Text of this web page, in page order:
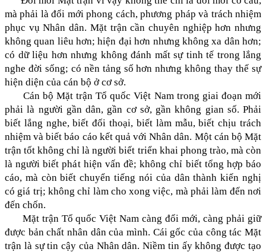
mà phải là đổi mới phong cách, phương pháp và trách nhiệm
phục vụ Nhân dân. Mặt trận cần chuyên nghiệp hơn nhưng
không quan liêu hơn; hiện đại hơn nhưng không xa dân hơn;
có dữ liệu hơn nhưng không đánh mất sự tinh tế trong lắng
nghe đời sống; có nền tảng số hơn nhưng không thay thế sự
hiện diện của cán bộ ở cơ sở.
Cán bộ Mặt trận Tổ quốc Việt Nam trong giai đoạn mới
phải là người gần dân, gần cơ sở, gần không gian số. Phải
biết lắng nghe, biết đối thoại, biết làm mẫu, biết chịu trách
nhiệm và biết báo cáo kết quả với Nhân dân. Một cán bộ Mặt
trận tốt không chỉ là người biết triển khai phong trào, mà còn
là người biết phát hiện vấn đề; không chỉ biết tổng hợp báo
cáo, mà còn biết chuyển tiếng nói của dân thành kiến nghị
có giá trị; không chỉ làm cho xong việc, mà phải làm đến nơi
đến chốn.
Mặt trận Tổ quốc Việt Nam càng đổi mới, càng phải giữ
được bản chất nhân dân của mình. Cái gốc của công tác Mặt
trận là sự tin cậy của Nhân dân. Niềm tin ấy không được tạo